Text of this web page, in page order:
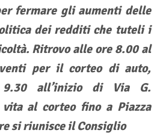
fermare gli aumenti delle
dei redditi che tuteli i
Ritrovo alle ore 8.00 al
per il corteo di auto,
all’inizio di Via G.
al corteo fino a Piazza
si riunisce il Consiglio